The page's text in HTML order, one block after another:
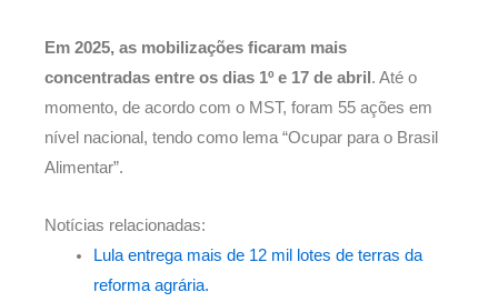
Em 2025, as mobilizações ficaram mais
concentradas entre os dias 1º e 17 de abril. Até o
momento, de acordo com o MST, foram 55 ações em
nível nacional, tendo como lema “Ocupar para o Brasil
Alimentar”.
Notícias relacionadas:
Lula entrega mais de 12 mil lotes de terras da
reforma agrária.